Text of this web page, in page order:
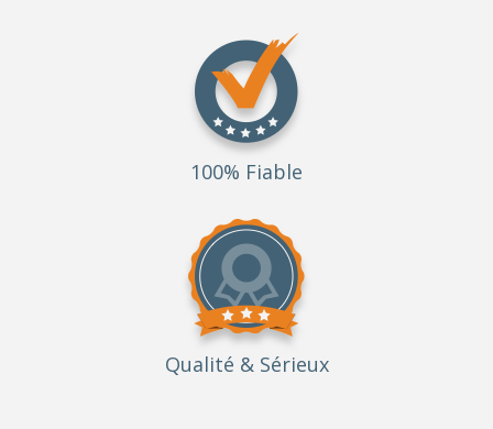
100% Fiable
Qualité & Sérieux